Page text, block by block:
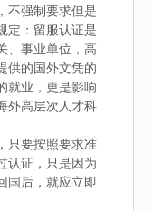
不强制要求但是
定：留服认证是
、事业单位，高
供的国外文凭的
就业，更是影响
外高层次人才科
要按照要求准
认证，只是因为
国后，就应立即